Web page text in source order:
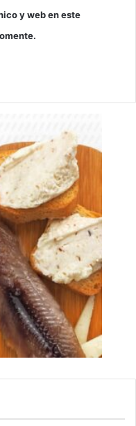
y web en este